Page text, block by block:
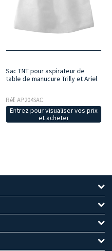
Sac TNT pour aspirateur de
table de manucure Trilly et Ariel
Réf: AP204SAC
Entrez pour visualiser vos prix
et acheter